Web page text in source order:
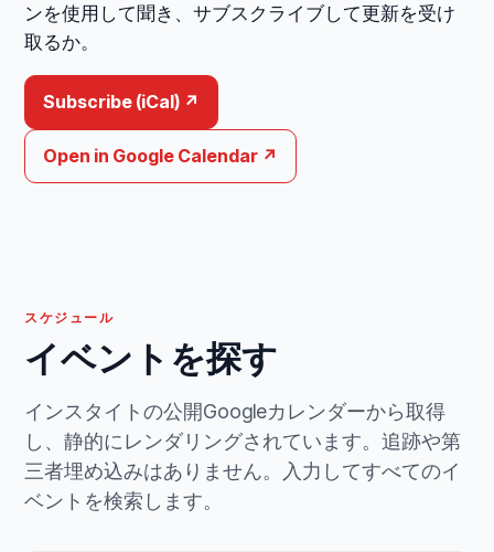
ンを使用して聞き、サブスクライブして更新を受け
取るか。
Subscribe (iCal) ↗
Open in Google Calendar ↗
スケジュール
イベントを探す
インスタイトの公開Googleカレンダーから取得
し、静的にレンダリングされています。追跡や第
三者埋め込みはありません。入力してすべてのイ
ベントを検索します。